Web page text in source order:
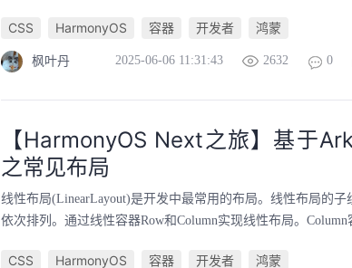
CSS HarmonyOS 容器 开发者 鸿蒙
枫叶丹 2025-06-06 11:31:43 2632 0
【HarmonyOS Next之旅】基于
之常见布局
线性布局(LinearLayout)是开发中最常用的布局。线性布局的
依次排列。通过线性容器Row和Column实现线性布局。
CSS HarmonyOS 容器 开发者 鸿蒙